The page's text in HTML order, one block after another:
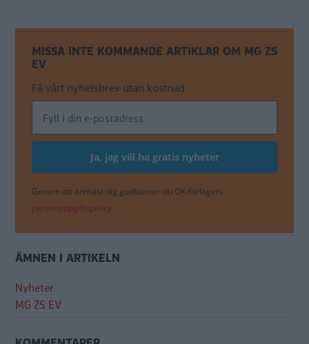
MISSA INTE KOMMANDE ARTIKLAR OM MG ZS
EV
Få vårt nyhetsbrev utan kostnad
Genom att anmäla dig godkänner du OK-förlagets
personuppgiftspolicy.
ÄMNEN I ARTIKELN
Nyheter
MG ZS EV